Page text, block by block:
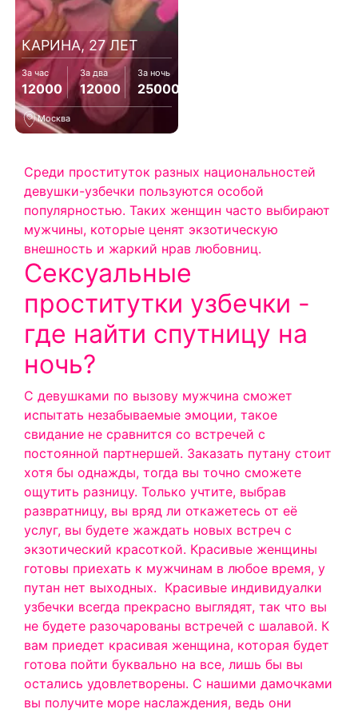
КАРИНА, 27 ЛЕТ
За час
12000
За два
12000
За ночь
25000
Москва
Среди проституток разных национальностей
девушки-узбечки пользуются особой
популярностью. Таких женщин часто выбирают
мужчины, которые ценят экзотическую
внешность и жаркий нрав любовниц.
Сексуальные
проститутки узбечки -
где найти спутницу на
ночь?
С девушками по вызову мужчина сможет
испытать незабываемые эмоции, такое
свидание не сравнится со встречей с
постоянной партнершей. Заказать путану стоит
хотя бы однажды, тогда вы точно сможете
ощутить разницу. Только учтите, выбрав
развратницу, вы вряд ли откажетесь от её
услуг, вы будете жаждать новых встреч с
экзотический красоткой. Красивые женщины
готовы приехать к мужчинам в любое время, у
путан нет выходных. Красивые индивидуалки
узбечки всегда прекрасно выглядят, так что вы
не будете разочарованы встречей с шалавой. К
вам приедет красивая женщина, которая будет
готова пойти буквально на все, лишь бы вы
остались удовлетворены. С нашими дамочками
вы получите море наслаждения, ведь они